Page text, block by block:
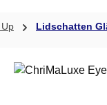
Lidschatten